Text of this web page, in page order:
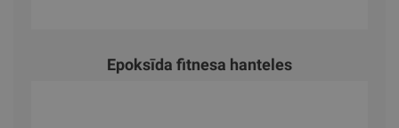
Epoksīda fitnesa hanteles